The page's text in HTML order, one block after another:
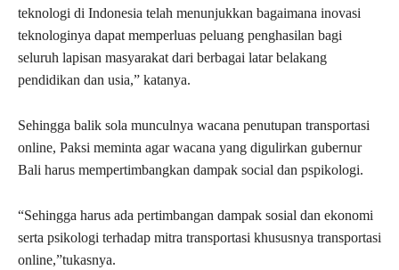
teknologi di Indonesia telah menunjukkan bagaimana inovasi
teknologinya dapat memperluas peluang penghasilan bagi
seluruh lapisan masyarakat dari berbagai latar belakang
pendidikan dan usia,” katanya.
Sehingga balik sola munculnya wacana penutupan transportasi
online, Paksi meminta agar wacana yang digulirkan gubernur
Bali harus mempertimbangkan dampak social dan pspikologi.
“Sehingga harus ada pertimbangan dampak sosial dan ekonomi
serta psikologi terhadap mitra transportasi khususnya transportasi
online,”tukasnya.